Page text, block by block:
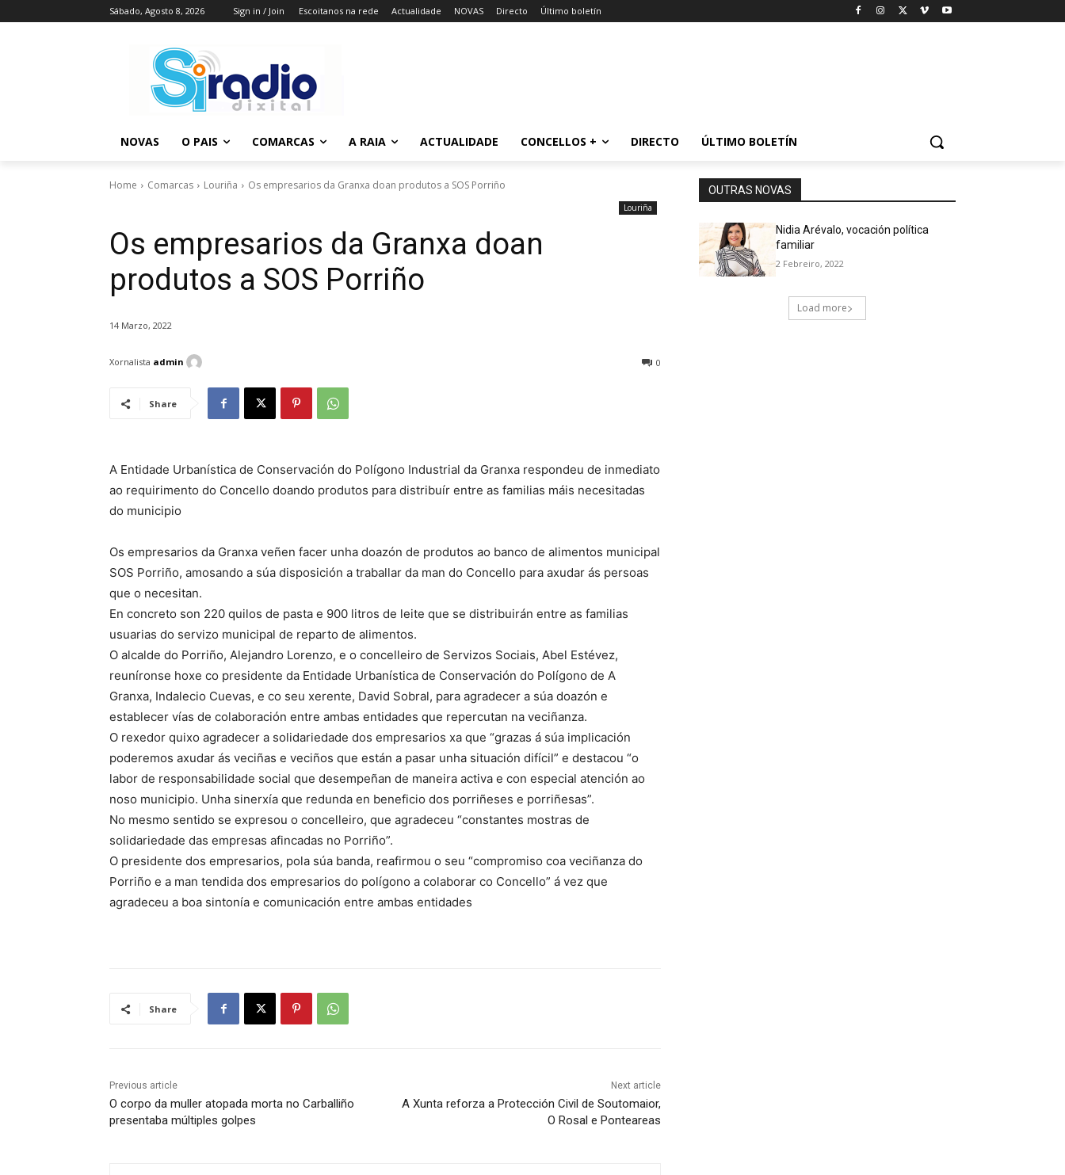
Sábado, Agosto 8, 2026 Sign in / Join Escoitanos na rede Actualidade NOVAS Directo Último boletín
NOVAS O PAIS COMARCAS A RAIA ACTUALIDADE CONCELLOS + DIRECTO ÚLTIMO BOLETÍN
Home Comarcas Louriña Os empresarios da Granxa doan produtos a SOS Porriño
Louriña
Os empresarios da Granxa doan
produtos a SOS Porriño
14 Marzo, 2022
0
Xornalista admin
Share
A Entidade Urbanística de Conservación do Polígono Industrial da Granxa respondeu de inmediato
ao requirimento do Concello doando produtos para distribuír entre as familias máis necesitadas
do municipio
Os empresarios da Granxa veñen facer unha doazón de produtos ao banco de alimentos municipal
SOS Porriño, amosando a súa disposición a traballar da man do Concello para axudar ás persoas
que o necesitan.
En concreto son 220 quilos de pasta e 900 litros de leite que se distribuirán entre as familias
usuarias do servizo municipal de reparto de alimentos.
O alcalde do Porriño, Alejandro Lorenzo, e o concelleiro de Servizos Sociais, Abel Estévez,
reuníronse hoxe co presidente da Entidade Urbanística de Conservación do Polígono de A
Granxa, Indalecio Cuevas, e co seu xerente, David Sobral, para agradecer a súa doazón e
establecer vías de colaboración entre ambas entidades que repercutan na veciñanza.
O rexedor quixo agradecer a solidariedade dos empresarios xa que “grazas á súa implicación
poderemos axudar ás veciñas e veciños que están a pasar unha situación difícil” e destacou “o
labor de responsabilidade social que desempeñan de maneira activa e con especial atención ao
noso municipio. Unha sinerxía que redunda en beneficio dos porriñeses e porriñesas”.
No mesmo sentido se expresou o concelleiro, que agradeceu “constantes mostras de
solidariedade das empresas afincadas no Porriño”.
O presidente dos empresarios, pola súa banda, reafirmou o seu “compromiso coa veciñanza do
Porriño e a man tendida dos empresarios do polígono a colaborar co Concello” á vez que
agradeceu a boa sintonía e comunicación entre ambas entidades
Share
Previous article
O corpo da muller atopada morta no Carballiño
presentaba múltiples golpes
Next article
A Xunta reforza a Protección Civil de Soutomaior,
O Rosal e Ponteareas
OUTRAS NOVAS
Nidia Arévalo, vocación política
familiar
2 Febreiro, 2022
Load more